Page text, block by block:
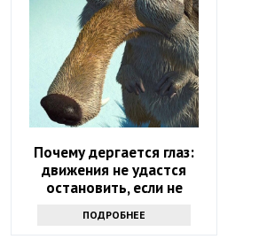
Почему дергается глаз:
движения не удастся
остановить, если не
ПОДРОБНЕЕ